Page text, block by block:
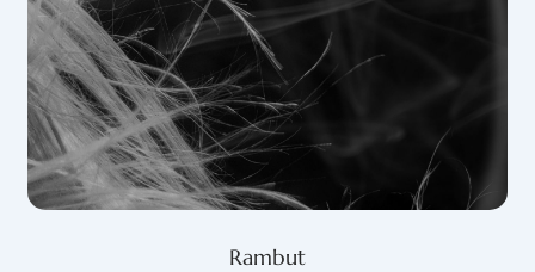
Rambut